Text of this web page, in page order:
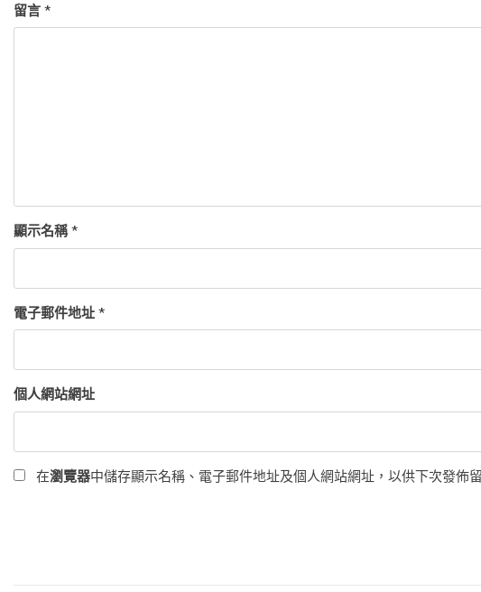
留言 *
顯示名稱*
電子郵件地址 *
個人網站網址
在瀏覽器中儲存顯示名稱、電子郵件地址及個人網站網址，以供下次發佈